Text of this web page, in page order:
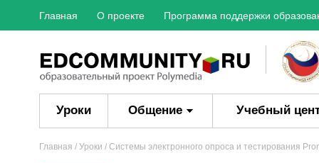
Главная О проекте Программа поддержки
Уроки Общение Учебный
Главная / Уроки / Системы электронного опроса и тестирования